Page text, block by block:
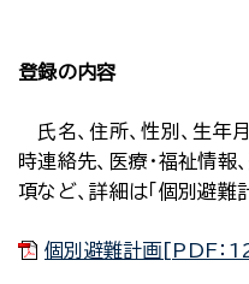
登録の内容
氏名、住所、性別、生年
時連絡先、医療・福祉情
項など、詳細は「個別避難
個別避難計画[PDF：